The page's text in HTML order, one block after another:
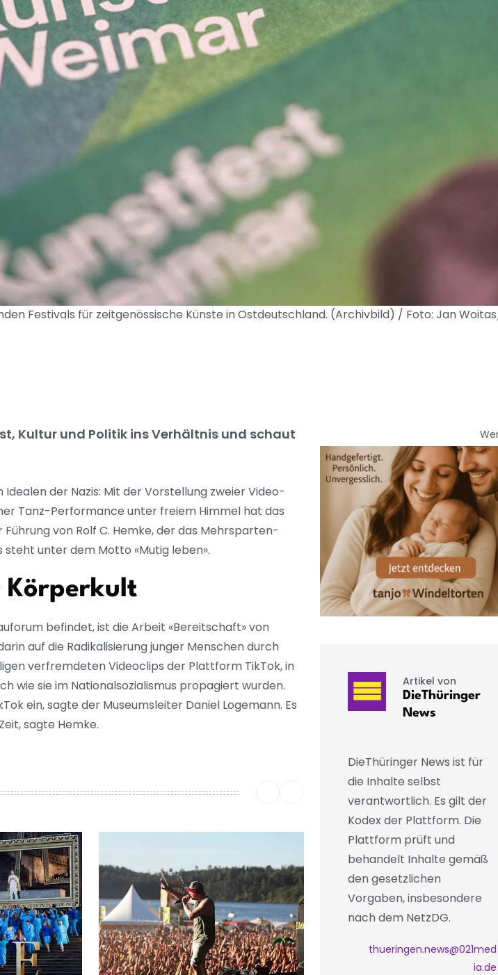
Festivals für zeitgenössische Künste in Ostdeutschland. (Archivbild) / Foto: Jan
Kultur und Politik ins Verhältnis und schaut
der Nazis: Mit der Vorstellung zweier Video-
Tanz-Performance unter freiem Himmel hat das
von Rolf C. Hemke, der das Mehrsparten-
steht unter dem Motto «Mutig leben».
Körperkult
befindet, ist die Arbeit «Bereitschaft» von
auf die Radikalisierung junger Menschen durch
verfremdeten Videoclips der Plattform TikTok, in
wie sie im Nationalsozialismus propagiert wurden.
ein, sagte der Museumsleiter Daniel Logemann. Es
sagte Hemke.
Artikel von
DieThüringer
News
DieThüringer News ist für
die Inhalte selbst
verantwortlich. Es gilt der
Kodex der Plattform. Die
Plattform prüft und
behandelt Inhalte gemäß
den gesetzlichen
Vorgaben, insbesondere
nach dem NetzDG.
thueringen.news@021med
ia.de